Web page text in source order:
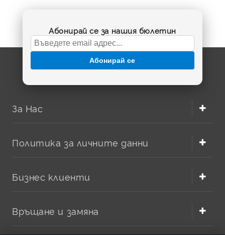
Абонирай се за нашия бюлетин
Абонирай се
За Нас
Политика за личните данни
Бизнес клиенти
Връщане и замяна